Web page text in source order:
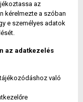
az
kérelmezte a szóban
e személyes adatok
az adatkezelés
való